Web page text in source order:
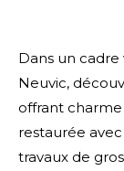
Dans un
Neuvic,
offrant
restaurée
travaux de